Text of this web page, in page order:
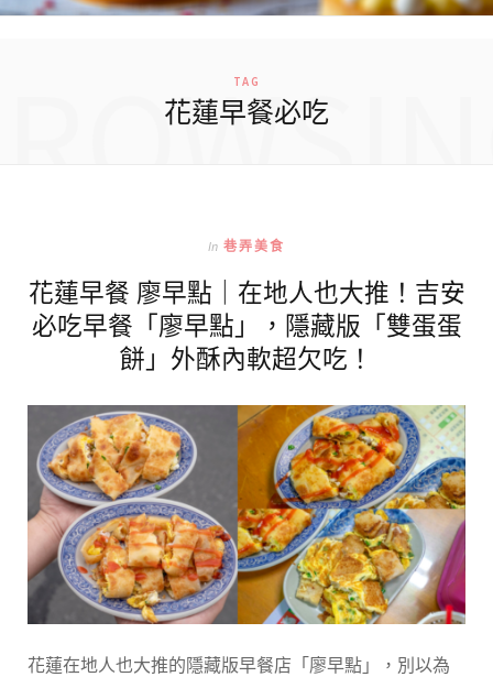
k a
TAG
花蓮早餐必吃
In 巷弄美食
花蓮早餐 廖早點｜在地人也大推！吉安
必吃早餐「廖早點」，隱藏版「雙蛋蛋
餅」外酥內軟超欠吃！
花蓮在地人也大推的隱藏版早餐店「廖早點」，別以為